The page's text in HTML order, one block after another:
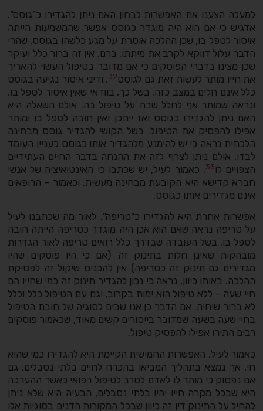
למעלה הצענו את האפשרות לבחון האם ניתן להגדירו כ"גוסס".
אדגיש כי אם הוא היה מוגדר כגוסס אפשר שהמשמעות הייתה
איסור לטפל בו, שכן ההלכה אוסרת על מגע כלשהו בגוסס, שהרי
הדבר עלול דווקא לקרב את מיתתו. ברם, אין זה ברור כלל ועיקר
שכן מצינו בדברי הפוסקים כי אם מדובר בטיפול העשוי להאריך
את חייו מותר לעשות זאת גם לגוסס 32, ודיני איסור נגיעה בגוסס
כלל אינם חלים במצב כזה. בשל כך, בוודאי שאין איסור לטפל בו,
ונראה שמותר אף לחלל שבת על טיפול בה. אולם השאלה היא
האם ניתן להגדירו כגוסס ואז ייתכן ואין חובה לטפל בו ומותר
אפילו להפסיק את הטיפול. בשל הקושי להגדיר גוסס מבחינה
הלכתית נראה כי יש להימנע מלהגדיר אותו כגוסס כעניין העומד
לבדו, אולם ניתן לצרף לזה את ההנחה בדבר החיים העתידיים
הצפויים לו 33. כאמור לעיל, יש שכתבו כי האינטואיציה של אנשי
חברא קדישא היא הקובעת מבחינה מעשית, וכאמור – הרופאים
אינם מגדירים אותו כגוסס.
אפשרות אחרת היא להגדירו כ"טריפה". לאור מה שכתבנו לעיל
על טריפה נראה שאם הוא אכן היה מוגדר כטריפה הייתה חובה
לטפל בו. בשל העובדה שבדרך כלל רואים טריפה לאור הגדרות
מובהקות שאינן חלות בתינוק זה (אם כי היו פוסקים שהיו
מגדירים גם תינוק זה כטריפה) אין להכניס שיקול זה לפסיקת
ההלכה. באותו כיוון, נראה כי נכון להגדיר תינוק זה כמי שחייו הם
חיי שעה – ללא טיפול הוא ימות בקרוב, וגם עם הטיפול כלל וכלל
לא ברור שיחיה. אם הדבר כן אנו שבים לסוגיה של חובת הטיפול
בחיי שעה בשעה שמדובר בייסורים קשים מאוד, שכאמור פוסקים
רבים התירו אפילו להפסיק טיפול.
כאמור לעיל, האפשרות החמישית הקיימת היא להגדירו כמי שהוא
חי, אך נמצא בתהליך המביאו בהכרח לחיים בלתי נסבלים. גם
אם נפסוק כי מותר לו לאדם לסרב לטיפול רפואי כאשר ההערכה
היא שבכל מקרה חייו יהיו בלתי נסבלים, הבעיה היא שלא ניתן
להחיל על התינוק דין זה כיוון שבכל המקורות הדנים בסוגיות אלו